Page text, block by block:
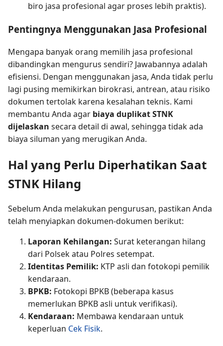
biro jasa profesional agar proses lebih praktis).
Pentingnya Menggunakan Jasa Profesional
Mengapa banyak orang memilih jasa profesional
dibandingkan mengurus sendiri? Jawabannya adalah
efisiensi. Dengan menggunakan jasa, Anda tidak perlu
lagi pusing memikirkan birokrasi, antrean, atau risiko
dokumen tertolak karena kesalahan teknis. Kami
membantu Anda agar biaya duplikat STNK
dijelaskan secara detail di awal, sehingga tidak ada
biaya siluman yang merugikan Anda.
Hal yang Perlu Diperhatikan Saat
STNK Hilang
Sebelum Anda melakukan pengurusan, pastikan Anda
telah menyiapkan dokumen-dokumen berikut:
Laporan Kehilangan: Surat keterangan hilang
dari Polsek atau Polres setempat.
Identitas Pemilik: KTP asli dan fotokopi pemilik
kendaraan.
BPKB: Fotokopi BPKB (beberapa kasus
memerlukan BPKB asli untuk verifikasi).
Kendaraan: Membawa kendaraan untuk
keperluan Cek Fisik.